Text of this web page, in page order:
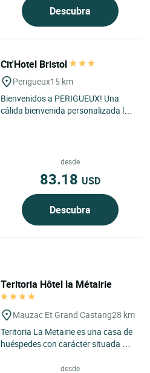
Descubra
Cit'Hotel Bristol
Perigueux15 km
Bienvenidos a PERIGUEUX! Una
cálida bienvenida personalizada lo
desde
83.18 USD
Descubra
Teritoria Hôtel la Métairie
Mauzac Et Grand Castang28 km
Teritoria La Metairie es una casa de
huéspedes con carácter situada en
corazón del Périgord,...
desde